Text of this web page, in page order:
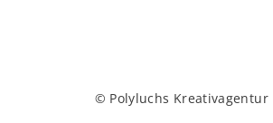
© Polyluchs Kreativagentur